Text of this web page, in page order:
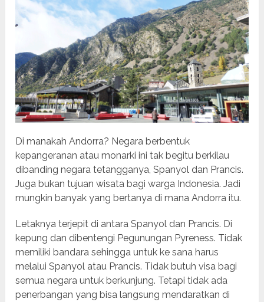
Di manakah Andorra? Negara berbentuk
kepangeranan atau monarki ini tak begitu berkilau
dibanding negara tetangganya, Spanyol dan Prancis.
Juga bukan tujuan wisata bagi warga Indonesia. Jadi
mungkin banyak yang bertanya di mana Andorra itu.
Letaknya terjepit di antara Spanyol dan Prancis. Di
kepung dan dibentengi Pegunungan Pyreness. Tidak
memiliki bandara sehingga untuk ke sana harus
melalui Spanyol atau Prancis. Tidak butuh visa bagi
semua negara untuk berkunjung. Tetapi tidak ada
penerbangan yang bisa langsung mendaratkan di